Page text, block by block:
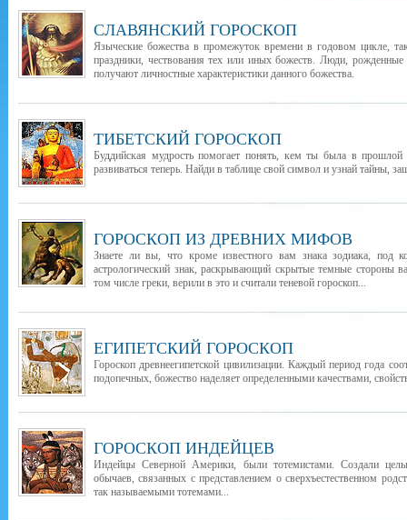
СЛАВЯНСКИЙ ГОРОСКОП
Языческие божества в промежуток времени в годовом цикле,
праздники, чествования тех или иных божеств. Люди,
получают личностные характеристики данного божества.
ТИБЕТСКИЙ ГОРОСКОП
Буддийская мудрость помогает понять, кем ты была в
развиваться теперь. Найди в таблице свой символ и узнай тайны,
ГОРОСКОП ИЗ ДРЕВНИХ МИФОВ
Знаете ли вы, что кроме известного вам знака зодиака, под
астрологический знак, раскрывающий скрытые темные стороны
том числе греки, верили в это и считали теневой гороскоп...
ЕГИПЕТСКИЙ ГОРОСКОП
Гороскоп древнеегипетской цивилизации. Каждый период года
подопечных, божество наделяет определенными качествами,
ГОРОСКОП ИНДЕЙЦЕВ
Индейцы Северной Америки, были тотемистами. Создали
обычаев, связанных с представлением о сверхъестественном
так называемыми тотемами...